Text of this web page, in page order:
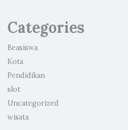
Categories
Beasiswa
Kota
Pendidikan
slot
Uncategorized
wisata